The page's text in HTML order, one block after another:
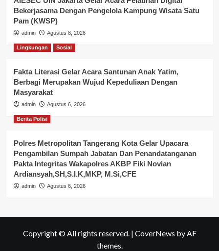
Bekerjasama Dengan Pengelola Kampung Wisata Satu
Pam (KWSP)
admin Agustus 8, 2026
Lingkungan Sosial
Fakta Literasi Gelar Acara Santunan Anak Yatim,
Berbagi Merupakan Wujud Kepeduliaan Dengan
Masyarakat
admin Agustus 6, 2026
Berita Polisi
Polres Metropolitan Tangerang Kota Gelar Upacara
Pengambilan Sumpah Jabatan Dan Penandatanganan
Pakta Integritas Wakapolres AKBP Fiki Novian
Ardiansyah,SH,S.I.K,MKP, M.Si,CFE
admin Agustus 6, 2026
Copyright © All rights reserved. | CoverNews by AF
themes.